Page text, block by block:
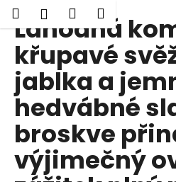
Přejít
obsah
HledatPřihlášení
Nákupní
košík
Menu
Lahodná
křupavé
jablka a
hedvábné
broskve
výjimečný
o Zpět
Zpět
C
o
p
o
t
ř